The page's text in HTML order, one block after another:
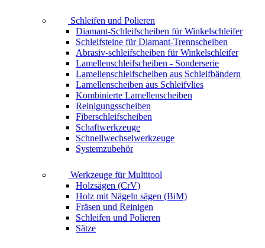
Schleifen und Polieren
Diamant-Schleifscheiben für Winkelschleifer
Schleifsteine für Diamant-Trennscheiben
Abrasiv-schleifscheiben für Winkelschleifer
Lamellenschleifscheiben - Sonderserie
Lamellenschleifscheiben aus Schleifbändern
Lamellenscheiben aus Schleifvlies
Kombinierte Lamellenscheiben
Reinigungsscheiben
Fiberschleifscheiben
Schaftwerkzeuge
Schnellwechselwerkzeuge
Systemzubehör
Werkzeuge für Multitool
Holzsägen (CrV)
Holz mit Nägeln sägen (BiM)
Fräsen und Reinigen
Schleifen und Polieren
Sätze